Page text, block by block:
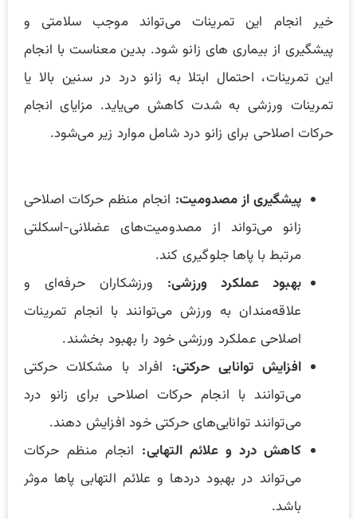
خیر انجام این تمرینات می‌تواند موجب سلامتی و
پیشگیری از بیماری های زانو شود. بدین معناست با انجام
این تمرینات، احتمال ابتلا به زانو درد در سنین بالا یا
تمرینات ورزشی به شدت کاهش می‌یاید. مزایای انجام
حرکات اصلاحی برای زانو درد شامل موارد زیر می‌شود.
پیشگیری از مصدومیت: انجام منظم حرکات اصلاحی
زانو می‌تواند از مصدومیت‌های عضلانی-اسکلتی
مرتبط با پاها جلوگیری کند.
بهبود عملکرد ورزشی: ورزشکاران حرفه‌ای و
علاقه‌مندان به ورزش‌ می‌توانند با انجام تمرینات
اصلاحی عملکرد ورزشی خود را بهبود بخشند.
افزایش توانایی حرکتی: افراد با مشکلات حرکتی
می‌توانند با انجام حرکات اصلاحی برای زانو درد
می‌توانند توانایی‌های حرکتی خود افزایش دهند.
کاهش درد و علائم التهابی: انجام منظم حرکات
می‌تواند در بهبود دردها و علائم التهابی پاها موثر
باشد.